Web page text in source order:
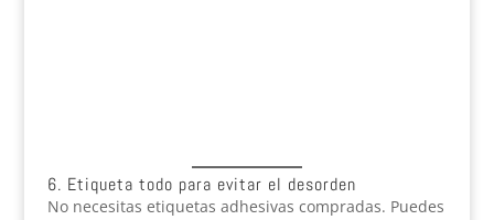
6. Etiqueta todo para evitar el desorden
No necesitas etiquetas adhesivas compradas. Puedes